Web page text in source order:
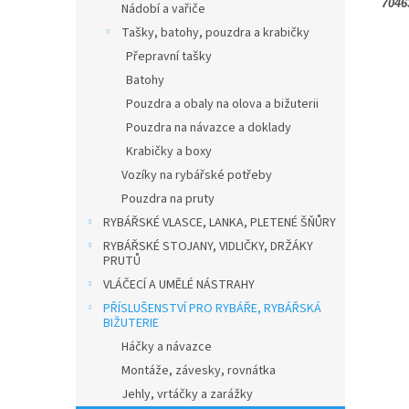
Nádobí a vařiče
Tašky, batohy, pouzdra a krabičky
Přepravní tašky
Batohy
Pouzdra a obaly na olova a bižuterii
Pouzdra na návazce a doklady
Krabičky a boxy
Vozíky na rybářské potřeby
Pouzdra na pruty
RYBÁŘSKÉ VLASCE, LANKA, PLETENÉ ŠŇŮRY
RYBÁŘSKÉ STOJANY, VIDLIČKY, DRŽÁKY
PRUTŮ
VLÁČECÍ A UMĚLÉ NÁSTRAHY
PŘÍSLUŠENSTVÍ PRO RYBÁŘE, RYBÁŘSKÁ
BIŽUTERIE
Háčky a návazce
Montáže, závesky, rovnátka
Jehly, vrtáčky a zarážky